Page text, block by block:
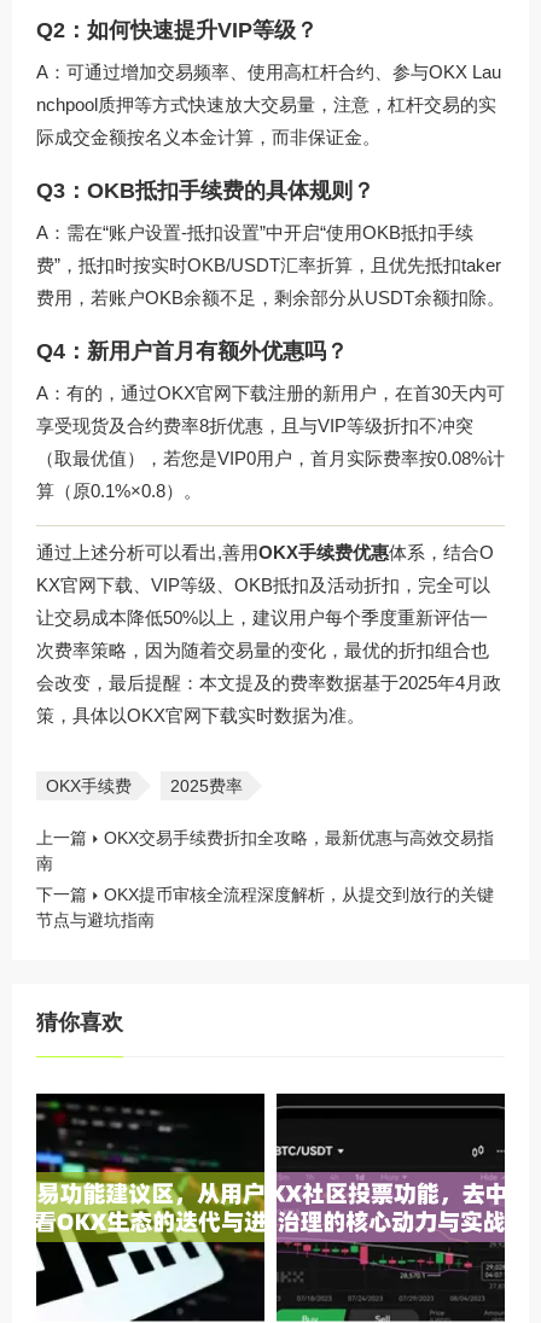
Q2：如何快速提升VIP等级？
A：可通过增加交易频率、使用高杠杆合约、参与OKX Lau
nchpool质押等方式快速放大交易量，注意，杠杆交易的实
际成交金额按名义本金计算，而非保证金。
Q3：OKB抵扣手续费的具体规则？
A：需在“账户设置-抵扣设置”中开启“使用OKB抵扣手续
费”，抵扣时按实时OKB/USDT汇率折算，且优先抵扣taker
费用，若账户OKB余额不足，剩余部分从USDT余额扣除。
Q4：新用户首月有额外优惠吗？
A：有的，通过OKX官网下载注册的新用户，在首30天内可
享受现货及合约费率8折优惠，且与VIP等级折扣不冲突
（取最优值），若您是VIP0用户，首月实际费率按0.08%计
算（原0.1%×0.8）。
通过上述分析可以看出,善用OKX手续费优惠体系，结合O
KX官网下载、VIP等级、OKB抵扣及活动折扣，完全可以
让交易成本降低50%以上，建议用户每个季度重新评估一
次费率策略，因为随着交易量的变化，最优的折扣组合也
会改变，最后提醒：本文提及的费率数据基于2025年4月政
策，具体以OKX官网下载实时数据为准。
OKX手续费 2025费率
上一篇
OKX交易手续费折扣全攻略，最新优惠与高效交易指
南
下一篇
OKX提币审核全流程深度解析，从提交到放行的关键
节点与避坑指南
猜你喜欢